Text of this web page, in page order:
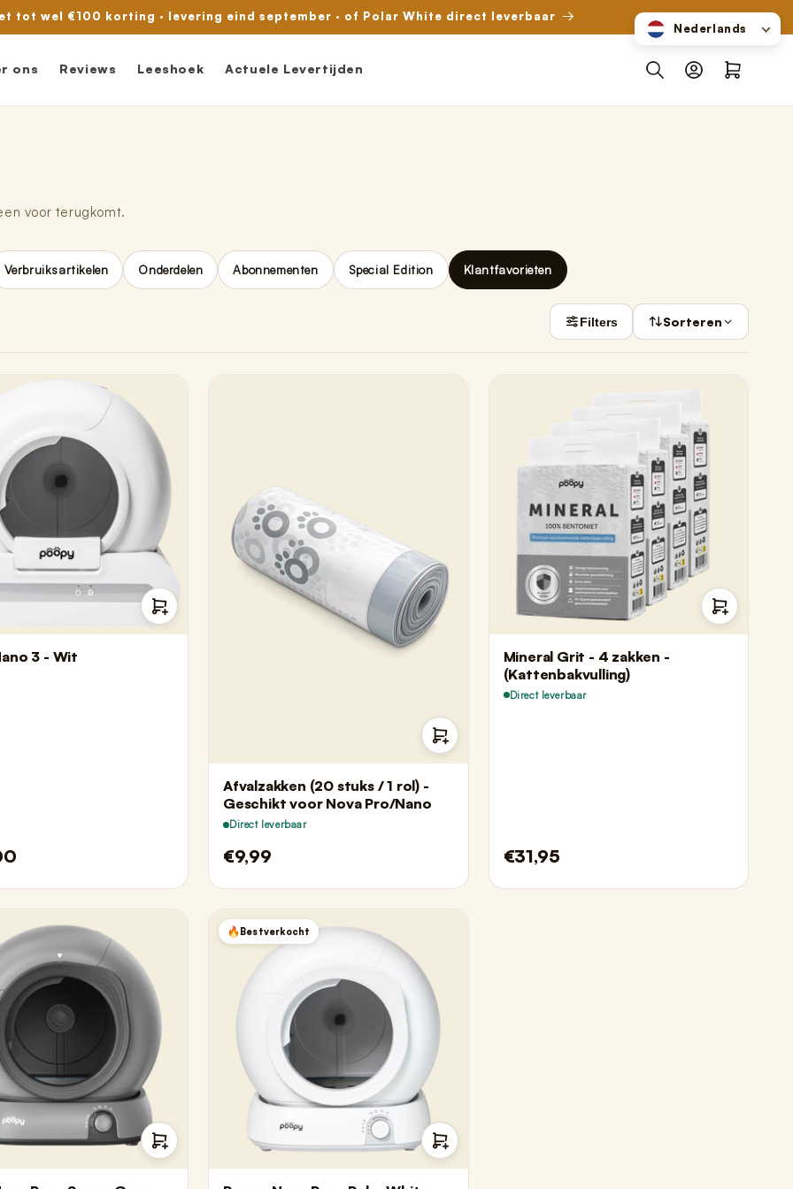
tot wel €100 korting · levering eind september · of Polar White direct leverbaar
ons Reviews Leeshoek Actuele Levertijden Inloggen
Winkelwagen
voor terugkomt.
Verbruiksartikelen Onderdelen Abonnementen Special Edition Klantfavorieten
Filters Sorteren
3 - Wit
Afvalzakken (20 stuks / 1 rol) -
Geschikt voor Nova Pro/Nano
Direct leverbaar
€9,99
Mineral Grit - 4 zakken -
(Kattenbakvulling)
Direct leverbaar
€31,95
Bestverkocht
Nederlands